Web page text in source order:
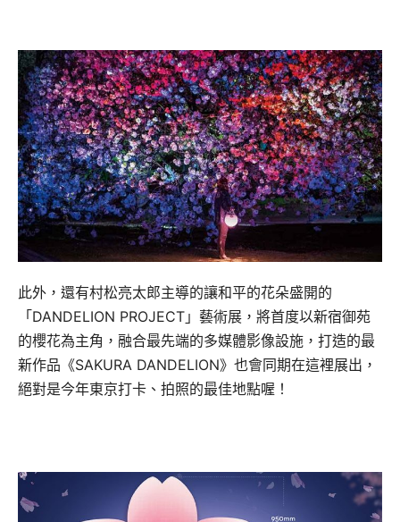
此外，還有村松亮太郎主導的讓和平的花朵盛開的
「DANDELION PROJECT」藝術展，將首度以新宿御苑
的櫻花為主角，融合最先端的多媒體影像設施，打造的最
新作品《SAKURA DANDELION》也會同期在這裡展出，
絕對是今年東京打卡、拍照的最佳地點喔！